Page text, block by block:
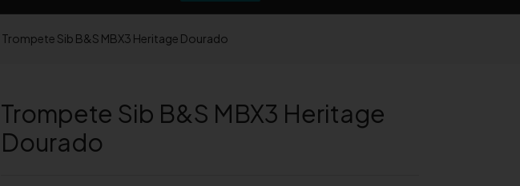
Trompete Sib B&S MBX3 Heritage Dourado
Trompete Sib B&S MBX3 Heritage
Dourado